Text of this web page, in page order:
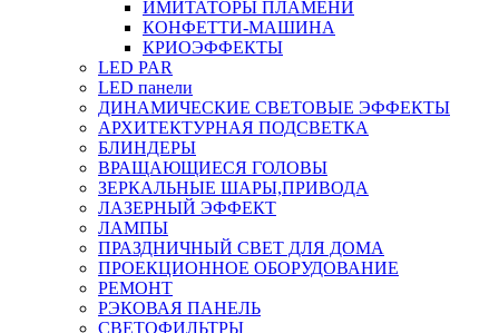
ИМИТАТОРЫ ПЛАМЕНИ
КОНФЕТТИ-МАШИНА
КРИОЭФФЕКТЫ
LED PAR
LED панели
ДИНАМИЧЕСКИЕ СВЕТОВЫЕ ЭФФЕКТЫ
АРХИТЕКТУРНАЯ ПОДСВЕТКА
БЛИНДЕРЫ
ВРАЩАЮЩИЕСЯ ГОЛОВЫ
ЗЕРКАЛЬНЫЕ ШАРЫ,ПРИВОДА
ЛАЗЕРНЫЙ ЭФФЕКТ
ЛАМПЫ
ПРАЗДНИЧНЫЙ СВЕТ ДЛЯ ДОМА
ПРОЕКЦИОННОЕ ОБОРУДОВАНИЕ
РЕМОНТ
РЭКОВАЯ ПАНЕЛЬ
СВЕТОФИЛЬТРЫ